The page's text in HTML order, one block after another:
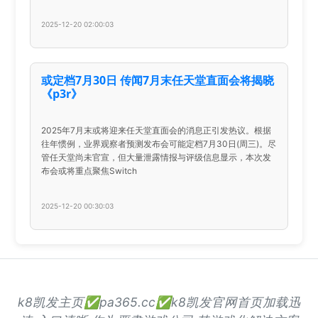
2025-12-20 02:00:03
或定档7月30日 传闻7月末任天堂直面会将揭晓
《p3r》
2025年7月末或将迎来任天堂直面会的消息正引发热议。根据
往年惯例，业界观察者预测发布会可能定档7月30日(周三)。尽
管任天堂尚未官宣，但大量泄露情报与评级信息显示，本次发
布会或将重点聚焦Switch
2025-12-20 00:30:03
k8凯发主页✅pa365.cc✅k8凯发官网首页加载迅